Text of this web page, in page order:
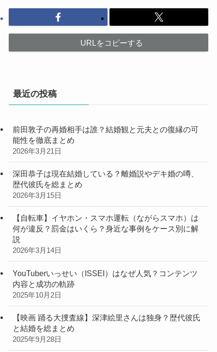
URLをコピーする
最近の投稿
前田敦子の再婚相手は誰？結婚観と元夫との復縁の可
能性を徹底まとめ
2026年3月21日
深田恭子は現在結婚している？離婚説やデキ婚の噂、
歴代彼氏を総まとめ
2026年3月15日
【自転車】イヤホン・スマホ運転（ながらスマホ）は
何が違反？罰金はいくら？身近な事例をケース別に解
説
2026年3月14日
YouTuberいっせい（ISSEI）はなぜ人気？コンテンツ
内容と成功の軌跡
2025年10月2日
【映画 踊る大捜査線】深津絵里さんは独身？歴代彼氏
と結婚を総まとめ
2025年9月28日